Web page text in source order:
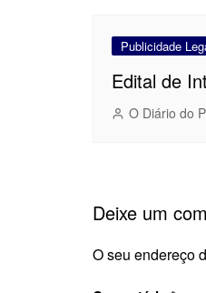
Publicidade
Edital de
O Diário do
Deixe um
O seu endereço